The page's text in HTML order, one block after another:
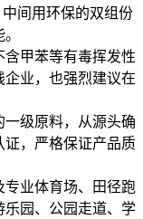
间用环保的双组份
甲苯等有毒挥发性
业，也强烈建议在
级原料，从源头确
证，严格保证产品质
专业体育场、田径跑
乐园、公园走道、学